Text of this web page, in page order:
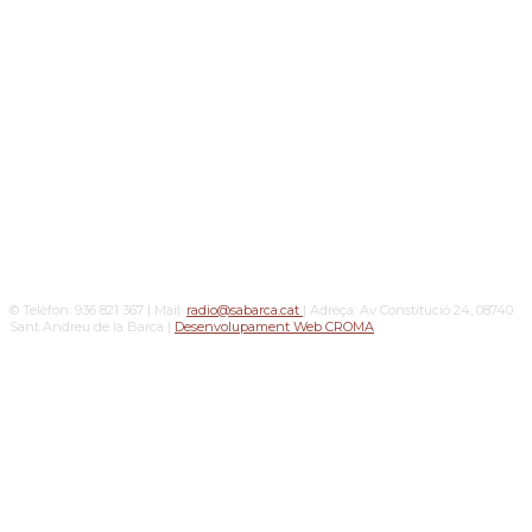
© Telèfon: 936 821 367 | Mail: radio@sabarca.cat | Adreça: Av Constitució 24, 08740
Sant Andreu de la Barca | Desenvolupament Web CROMA